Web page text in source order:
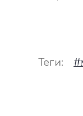
Теги: